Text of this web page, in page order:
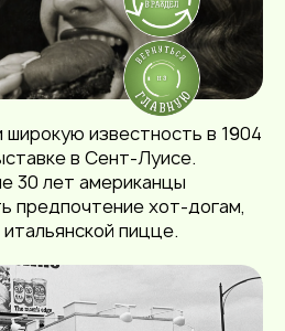
широкую известность в 1904
в Сент-Луисе.
30 лет американцы
предпочтениехот-догам,
итальянской пицце.